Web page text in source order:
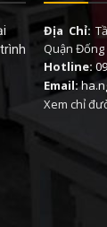
Địa Chỉ:
Quận Đống
Hotline:
Email:
Xem chỉ